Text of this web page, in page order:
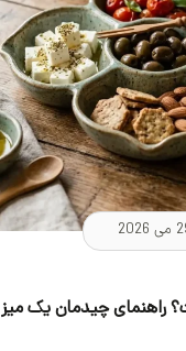
راهنمای چیدمان یک میز